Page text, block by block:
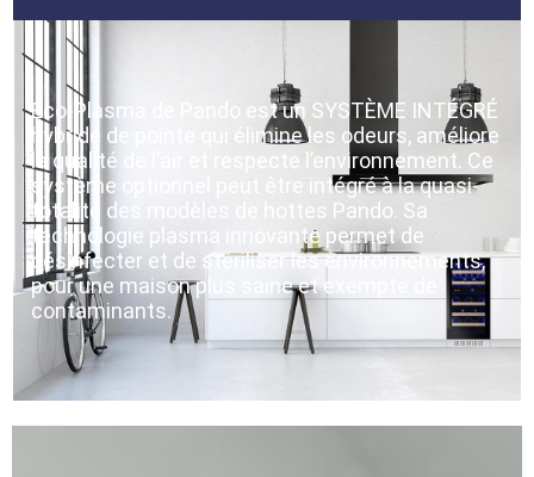
Eco-Plasma de Pando est un SYSTÈME INTÉGRÉ
hybride de pointe qui élimine les odeurs, améliore
la qualité de l’air et respecte l’environnement. Ce
système optionnel peut être intégré à la quasi-
totalité des modèles de hottes Pando. Sa
technologie plasma innovante permet de
désinfecter et de stériliser les environnements,
pour une maison plus saine et exempte de
contaminants.